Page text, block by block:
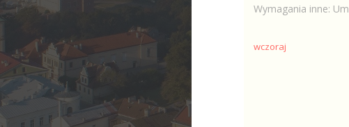
Wymagania inne:
wczoraj